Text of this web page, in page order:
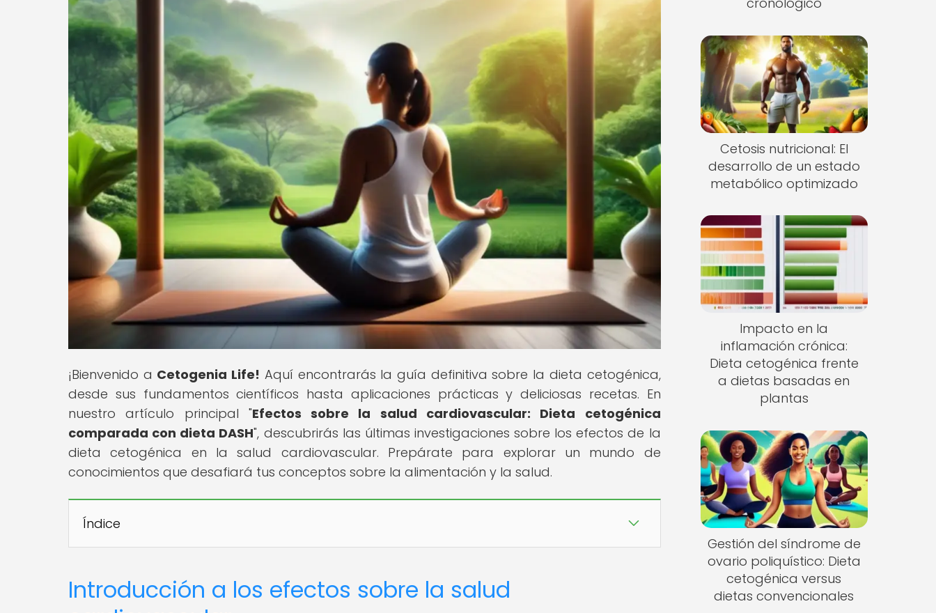
¡Bienvenido a Cetogenia Life! Aquí encontrarás la guía definitiva sobre la dieta cetogénica,
desde sus fundamentos científicos hasta aplicaciones prácticas y deliciosas recetas. En
nuestro artículo principal "Efectos sobre la salud cardiovascular: Dieta cetogénica
comparada con dieta DASH", descubrirás las últimas investigaciones sobre los efectos de la
dieta cetogénica en la salud cardiovascular. Prepárate para explorar un mundo de
conocimientos que desafiará tus conceptos sobre la alimentación y la salud.
Índice
Introducción a los efectos sobre la salud
Cetosis nutricional: El
desarrollo de un estado
metabólico optimizado
Impacto en la
inflamación crónica:
Dieta cetogénica frente
a dietas basadas en
plantas
Gestión del síndrome de
ovario poliquístico: Dieta
cetogénica versus
dietas convencionales